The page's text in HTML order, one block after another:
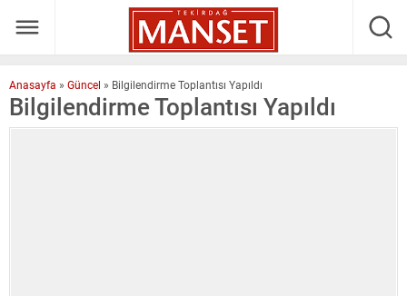
Anasayfa » Güncel » Bilgilendirme Toplantısı Yapıldı
Bilgilendirme Toplantısı Yapıldı